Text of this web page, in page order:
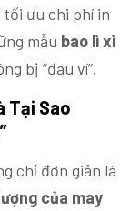
tối ưu chi phí in
mẫu bao lì xì
bị “đau ví”.
Tại Sao
chỉ đơn giản là
của may